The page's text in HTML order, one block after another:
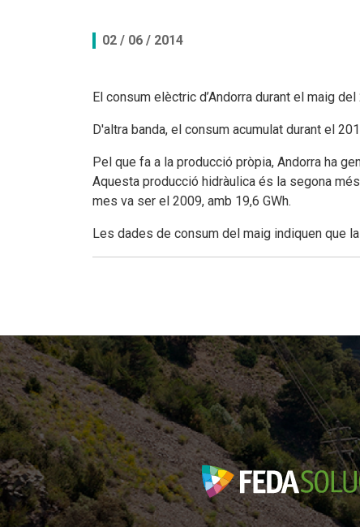
Documents per descarregar
Documents per descarregar
Medi ambient, seguretat i salut
02 / 06 / 2014
El consum elèctric d’Andorra durant el maig
D'altra banda, el consum acumulat durant el
Pel que fa a la producció pròpia, Andorra ha
Aquesta producció hidràulica és la segona
mes va ser el 2009, amb 19,6 GWh.
Les dades de consum del maig indiquen que